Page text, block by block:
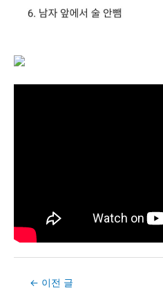
Post← 이전 글